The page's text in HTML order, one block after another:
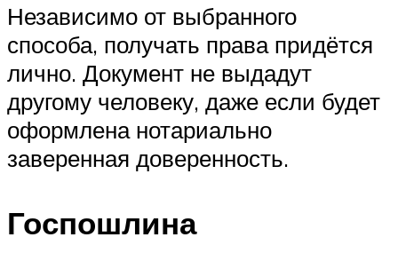
Независимо от выбранного
способа, получать права придётся
лично. Документ не выдадут
другому человеку, даже если будет
оформлена нотариально
заверенная доверенность.
Госпошлина